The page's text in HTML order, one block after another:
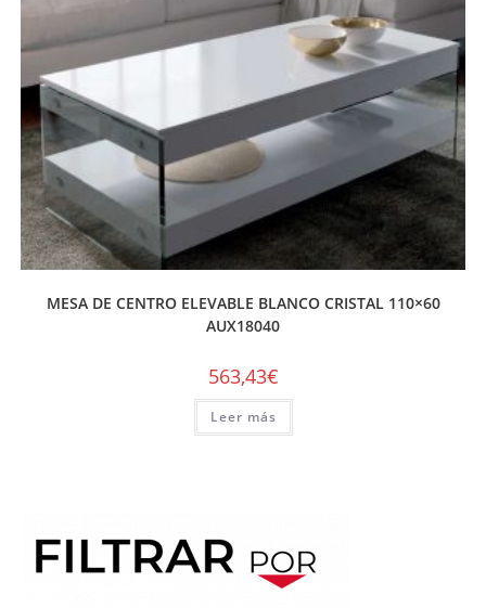
MESA DE CENTRO ELEVABLE BLANCO CRISTAL 110×60
AUX18040
563,43€
Leer más